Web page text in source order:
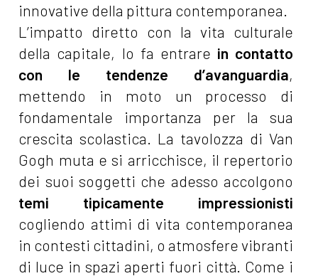
innovative della pittura contemporanea.
L’impatto diretto con la vita culturale
della capitale, lo fa entrare in contatto
con le tendenze d’avanguardia,
mettendo in moto un processo di
fondamentale importanza per la sua
crescita scolastica. La tavolozza di Van
Gogh muta e si arricchisce, il repertorio
dei suoi soggetti che adesso accolgono
temi tipicamente impressionisti
cogliendo attimi di vita contemporanea
in contesti cittadini, o atmosfere vibranti
di luce in spazi aperti fuori città. Come i